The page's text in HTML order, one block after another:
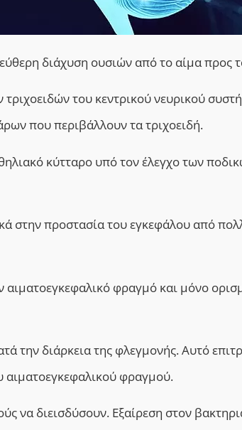
διάχυση ουσιών από το αίμα προς
του κεντρικού νευρικού
που περιβάλλουν τα τριχοειδή.
κύτταρο υπό τον έλεγχο των
στην προστασία του εγκεφάλου από
φραγμό και μόνο
την διάρκεια της φλεγμονής. Αυτό
αιματοεγκεφαλικού φραγμού.
να διεισδύσουν. Εξαίρεση στον